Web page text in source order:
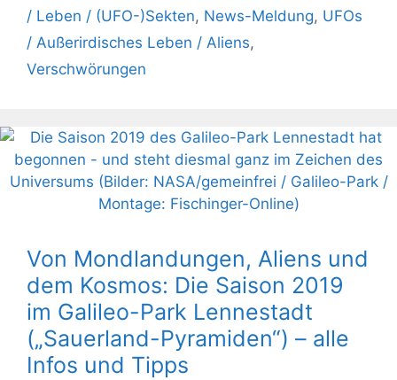
/ Leben / (UFO-)Sekten, News-Meldung, UFOs
/ Außerirdisches Leben / Aliens,
Verschwörungen
Von Mondlandungen, Aliens und
dem Kosmos: Die Saison 2019
im Galileo-Park Lennestadt
(„Sauerland-Pyramiden“) – alle
Infos und Tipps